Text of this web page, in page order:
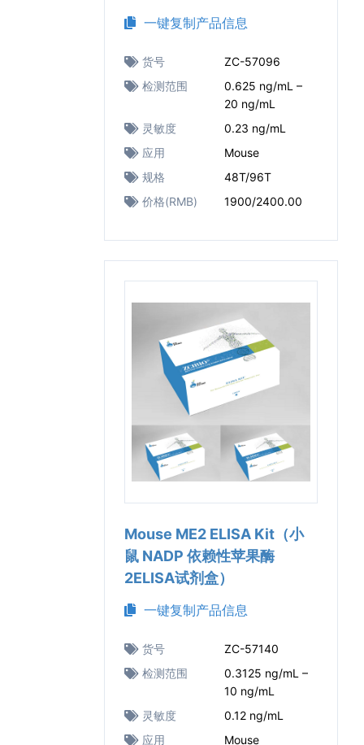
一键复制产品信息
货号
ZC-57096
检测范围
0.625 ng/mL –
20 ng/mL
灵敏度
0.23 ng/mL
应用
Mouse
规格
48T/96T
价格(RMB)
1900/2400.00
Mouse ME2 ELISA Kit（小
鼠 NADP 依赖性苹果酶
2ELISA试剂盒）
一键复制产品信息
货号
ZC-57140
检测范围
0.3125 ng/mL –
10 ng/mL
灵敏度
0.12 ng/mL
应用
Mouse